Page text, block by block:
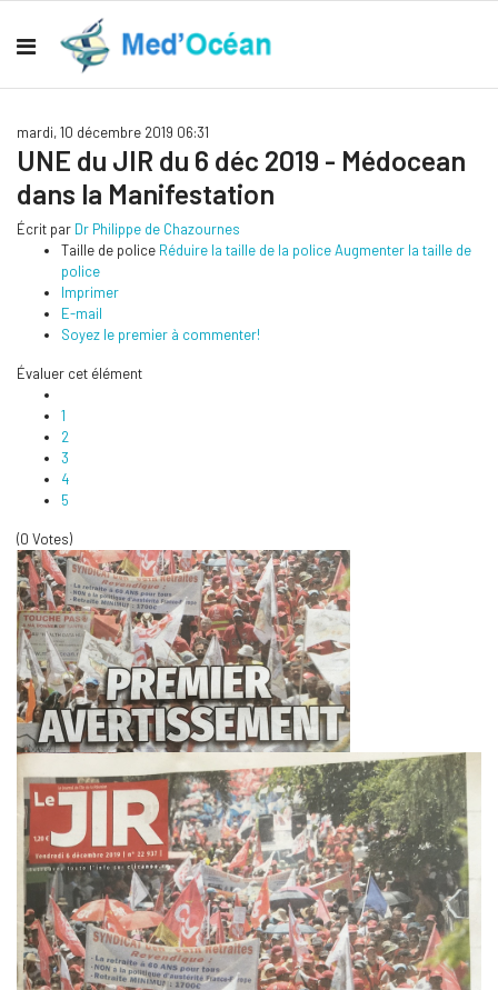
mardi, 10 décembre 2019 06:31
UNE du JIR du 6 déc 2019 - Médocean
dans la Manifestation
Écrit par Dr Philippe de Chazournes
Taille de police Réduire la taille de la policeAugmenter la taille de
police
Imprimer
E-mail
Soyez le premier à commenter!
Évaluer cet élément
1
2
3
4
5
(0 Votes)